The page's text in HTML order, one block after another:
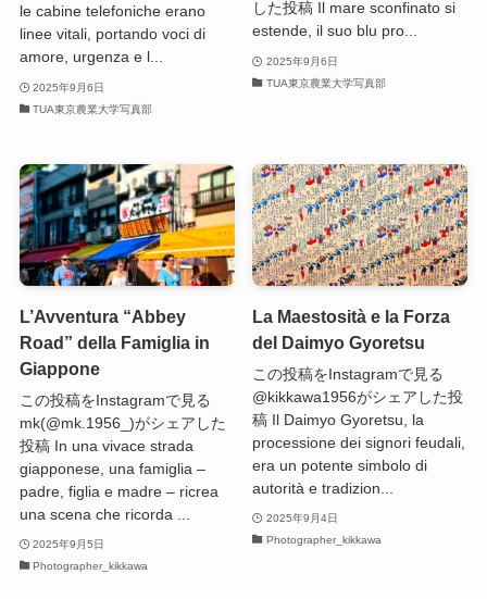
le cabine telefoniche erano
linee vitali, portando voci di
amore, urgenza e l...
2025年9月6日
TUA東京農業大学写真部
した投稿 Il mare sconfinato si
estende, il suo blu pro...
2025年9月6日
TUA東京農業大学写真部
L’Avventura “Abbey
Road” della Famiglia in
Giappone
この投稿をInstagramで見る
mk(@mk.1956_)がシェアした
投稿 In una vivace strada
giapponese, una famiglia –
padre, figlia e madre – ricrea
una scena che ricorda ...
2025年9月5日
Photographer_kikkawa
La Maestosità e la Forza
del Daimyo Gyoretsu
この投稿をInstagramで見る
@kikkawa1956がシェアした投
稿 Il Daimyo Gyoretsu, la
processione dei signori feudali,
era un potente simbolo di
autorità e tradizion...
2025年9月4日
Photographer_kikkawa